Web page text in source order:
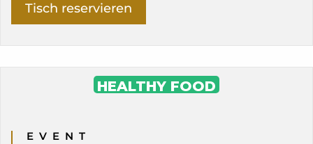
Tisch reservieren
HEALTHY FOOD
EVENT